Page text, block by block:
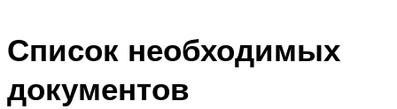
Список необходимых
документов